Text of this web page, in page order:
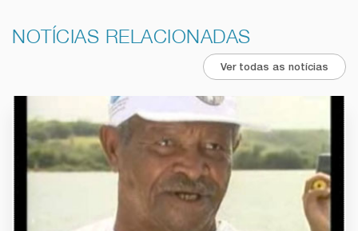
NOTÍCIAS RELACIONADAS
Ver todas as notícias